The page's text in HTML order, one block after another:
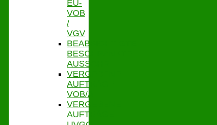
EU-
VOB
/
VGV
BEABSICHTIGTE
BESCHRÄNKTE
AUSSCHR.
VERGEBENE
AUFTRÄGE
VOB/A
VERGEBENE
AUFTRÄGE